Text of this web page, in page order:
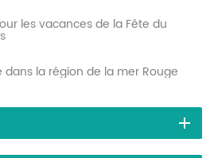
les vacances de la Fête du
dans la région de la mer Rouge